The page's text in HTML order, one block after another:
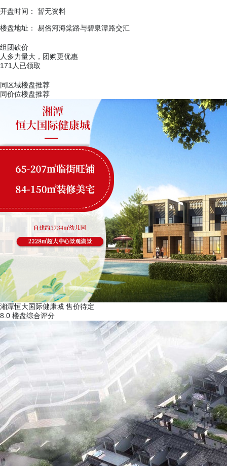
开盘时间： 暂无资料
楼盘地址： 易俗河海棠路与碧泉潭路交汇
组团砍价
人多力量大，团购更优惠
171人已领取
同区域楼盘推荐
同价位楼盘推荐
湘潭恒大国际健康城 售价待定
8.0 楼盘综合评分